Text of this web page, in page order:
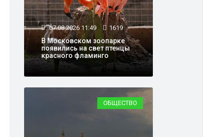
07.08.2026 11:49 1619
В Московском зоопарке
появились на свет птенцы
красного фламинго
ОБЩЕСТВО